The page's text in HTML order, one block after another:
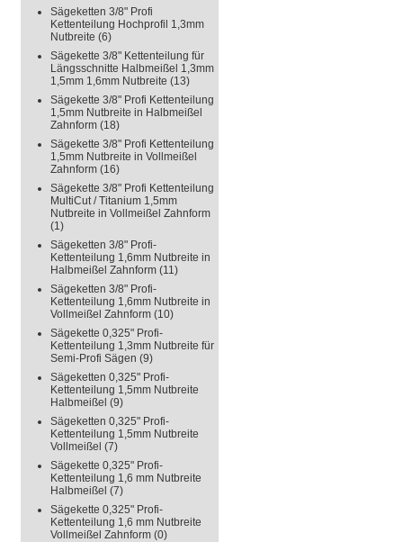
Sägeketten 3/8" Profi
Kettenteilung Hochprofil 1,3mm
Nutbreite (6)
Sägekette 3/8" Kettenteilung für
Längsschnitte Halbmeißel 1,3mm
1,5mm 1,6mm Nutbreite (13)
Sägekette 3/8" Profi Kettenteilung
1,5mm Nutbreite in Halbmeißel
Zahnform (18)
Sägekette 3/8" Profi Kettenteilung
1,5mm Nutbreite in Vollmeißel
Zahnform (16)
Sägekette 3/8" Profi Kettenteilung
MultiCut / Titanium 1,5mm
Nutbreite in Vollmeißel Zahnform
(1)
Sägeketten 3/8" Profi-
Kettenteilung 1,6mm Nutbreite in
Halbmeißel Zahnform (11)
Sägeketten 3/8" Profi-
Kettenteilung 1,6mm Nutbreite in
Vollmeißel Zahnform (10)
Sägekette 0,325" Profi-
Kettenteilung 1,3mm Nutbreite für
Semi-Profi Sägen (9)
Sägeketten 0,325" Profi-
Kettenteilung 1,5mm Nutbreite
Halbmeißel (9)
Sägeketten 0,325" Profi-
Kettenteilung 1,5mm Nutbreite
Vollmeißel (7)
Sägekette 0,325" Profi-
Kettenteilung 1,6 mm Nutbreite
Halbmeißel (7)
Sägekette 0,325" Profi-
Kettenteilung 1,6 mm Nutbreite
Vollmeißel Zahnform (0)